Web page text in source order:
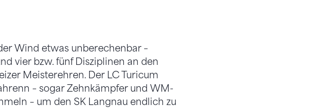
Wind etwas unberechenbar –
vier bzw. fünf Disziplinen an den
Meisterehren. Der LC Turicum
– sogar Zehnkämpfer und WM-
– um den SK Langnau endlich zu